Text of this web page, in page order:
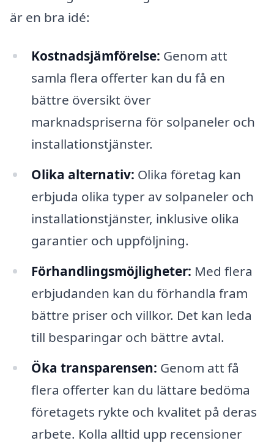
är en bra idé:
Kostnadsjämförelse: Genom att
samla flera offerter kan du få en
bättre översikt över
marknadspriserna för solpaneler och
installationstjänster.
Olika alternativ: Olika företag kan
erbjuda olika typer av solpaneler och
installationstjänster, inklusive olika
garantier och uppföljning.
Förhandlingsmöjligheter: Med flera
erbjudanden kan du förhandla fram
bättre priser och villkor. Det kan leda
till besparingar och bättre avtal.
Öka transparensen: Genom att få
flera offerter kan du lättare bedöma
företagets rykte och kvalitet på deras
arbete. Kolla alltid upp recensioner